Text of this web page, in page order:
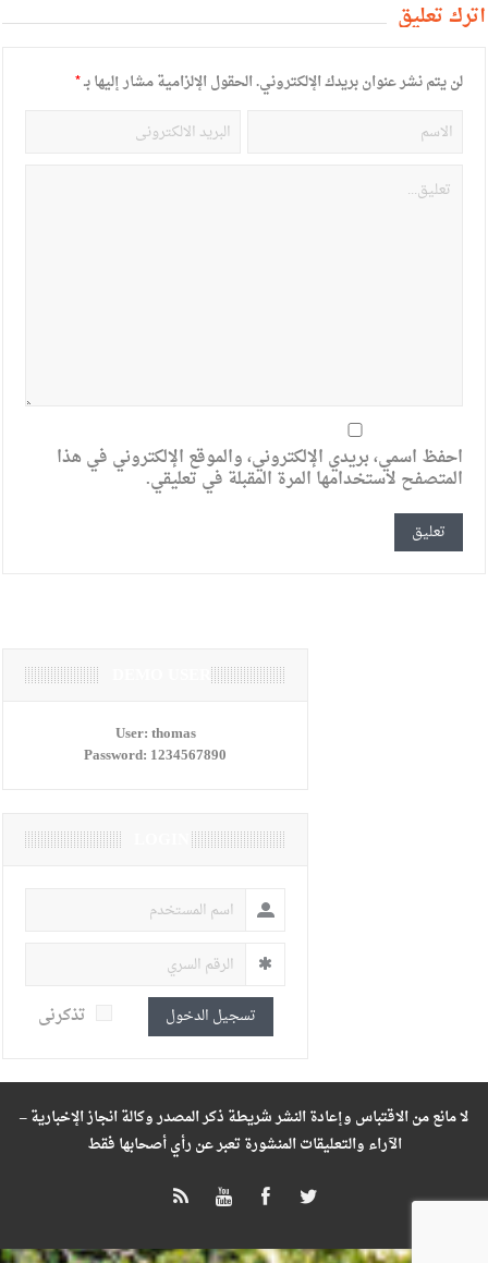
أترك تعليق
لن يتم نشر عنوان بريدك الإلكتروني.الحقول الإلزامية مشار إليها بـ*
احفظ اسمي، بريدي الإلكتروني، والموقع الإلكتروني في هذا
المتصفح لاستخدامها المرة المقبلة في تعليقي.
User:thomas
Password: 1234567890
تسجيل الدخول تذكرنى
لا مانع من الاقتباس وإعادة النشر شريطة ذكر المصدر وكالة انجاز الإخبارية –
الآراء والتعليقات المنشورة تعبر عن رأي أصحابها فقط